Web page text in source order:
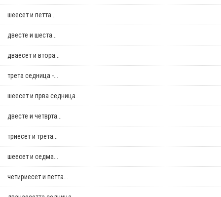
шеесет и петта...
двестe и шеста...
дваесет и втора...
трета седница -...
шеесет и прва седница...
двестe и четврта...
триесет и трета...
шеесет и седма...
четириесет и петта...